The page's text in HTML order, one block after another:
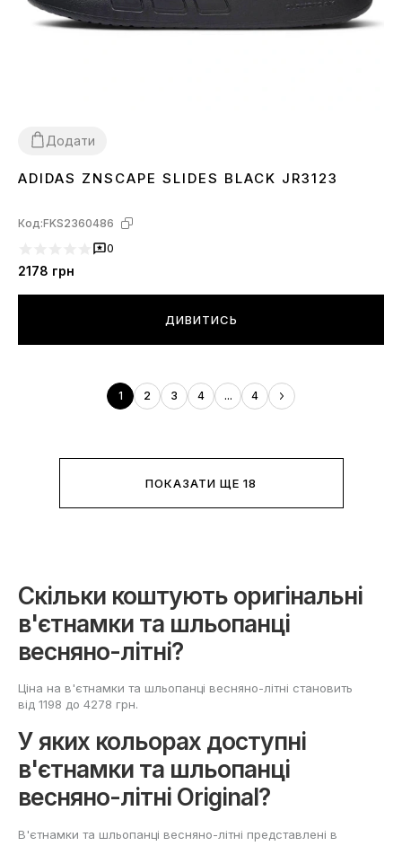
Додати
40 4142 43
ADIDAS ZNSCAPE SLIDES BLACK JR3123
Код:FKS2360486
0
2178 грн
ДИВИТИСЬ
1 2 3 4 ... 4
ПОКАЗАТИ ЩЕ 18
Скільки коштують оригінальні
в'єтнамки та шльопанці
весняно-літні?
Ціна на в'єтнамки та шльопанці весняно-літні становить
від 1198 до 4278 грн.
У яких кольорах доступні
в'єтнамки та шльопанці
весняно-літні Original?
В'єтнамки та шльопанці весняно-літні представлені в